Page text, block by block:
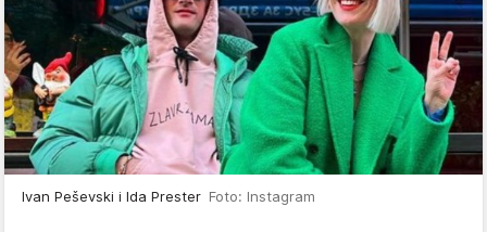
Ivan Peševski i Ida Prester Foto: Instagram